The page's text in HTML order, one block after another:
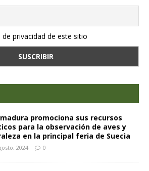
privacidad de este sitio
promociona sus recursos
para la observación de aves y
en la principal feria de Suecia
2024 0